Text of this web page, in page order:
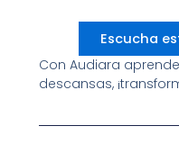
Escucha
Con Audiara
descansas,